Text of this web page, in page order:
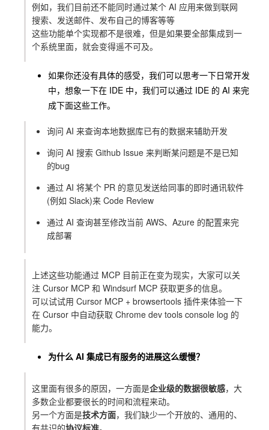
例如，我们目前还不能同时通过某个 AI 应用来做到联网
搜索、发送邮件、发布自己的博客等等
这些功能单个实现都不是很难，但是如果要全部集成到一
个系统里面，就会变得遥不可及。
如果你还没有具体的感受，我们可以思考一下日常开发
中，想象一下在 IDE 中，我们可以通过 IDE 的 AI 来完
成下面这些工作。
询问 AI 来查询本地数据库已有的数据来辅助开发
询问 AI 搜索 Github Issue 来判断某问题是不是已知
的bug
通过 AI 将某个 PR 的意见发送给同事的即时通讯软件
(例如 Slack)来 Code Review
通过 AI 查询甚至修改当前 AWS、Azure 的配置来完
成部署
上述这些功能通过 MCP 目前正在变为现实，大家可以关
注 Cursor MCP 和 Windsurf MCP 获取更多的信息。
可以试试用 Cursor MCP + browsertools 插件来体验一下
在 Cursor 中自动获取 Chrome dev tools console log 的
能力。
为什么 AI 集成已有服务的进展这么缓慢？
这里面有很多的原因，一方面是企业级的数据很敏感，大
多数企业都要很长的时间和流程来动。
另一个方面是技术方面，我们缺少一个开放的、通用的、